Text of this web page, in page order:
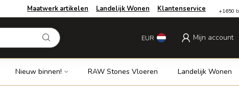
Maatwerk artikelen Landelijk Wonen Klantenservice +1650
EUR Mijn account
Nieuw binnen! RAW Stones Vloeren Landelijk Wonen